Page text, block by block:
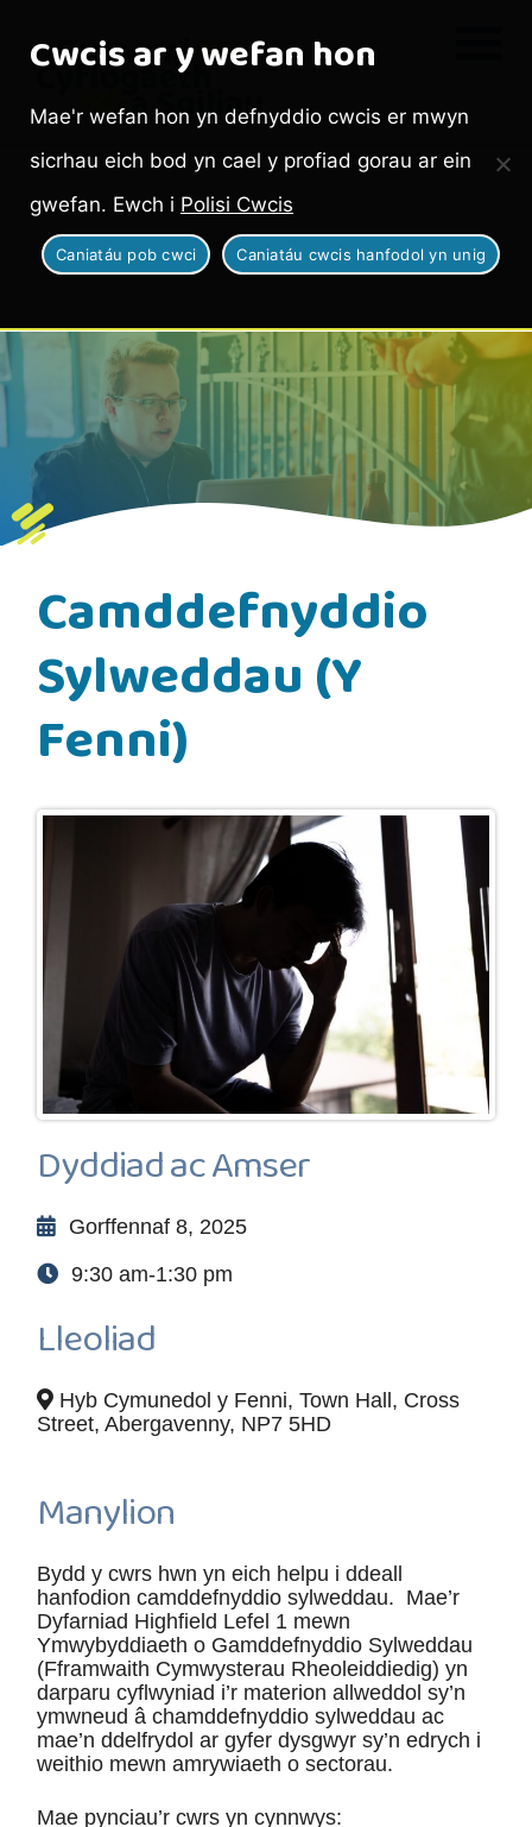
Cwcis ar y wefan hon
Mae'r wefan hon yn defnyddio cwcis er mwyn
sicrhau eich bod yn cael y profiad gorau ar ein
gwefan. Ewch i Polisi Cwcis
Caniatáu pob cwci Caniatáu cwcis hanfodol yn unig
Camddefnyddio
Sylweddau (Y
Fenni)
Dyddiad ac Amser
Gorffennaf 8, 2025
9:30 am-1:30 pm
Lleoliad
Hyb Cymunedol y Fenni, Town Hall, Cross
Street, Abergavenny, NP7 5HD
Manylion
Bydd y cwrs hwn yn eich helpu i ddeall
hanfodion camddefnyddio sylweddau. Mae’r
Dyfarniad Highfield Lefel 1 mewn
Ymwybyddiaeth o Gamddefnyddio Sylweddau
(Fframwaith Cymwysterau Rheoleiddiedig) yn
darparu cyflwyniad i’r materion allweddol sy’n
ymwneud â chamddefnyddio sylweddau ac
mae’n ddelfrydol ar gyfer dysgwyr sy’n edrych i
weithio mewn amrywiaeth o sectorau.
Mae pynciau’r cwrs yn cynnwys: